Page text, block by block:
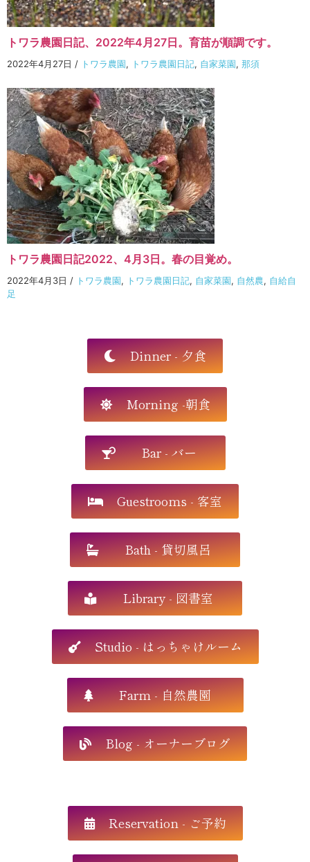
トワラ農園日記、2022年4月27日。育苗が順調です。
2022年4月27日 / トワラ農園, トワラ農園日記, 自家菜園, 那須
トワラ農園日記2022、4月3日。春の目覚め。
2022年4月3日 / トワラ農園, トワラ農園日記, 自家菜園, 自然農, 自給自
足
Dinner - 夕食
Morning -朝食
Bar - バー
Guestrooms - 客室
Bath - 貸切風呂
Library - 図書室
Studio - はっちゃけルーム
Farm - 自然農園
Blog - オーナーブログ
Reservation - ご予約